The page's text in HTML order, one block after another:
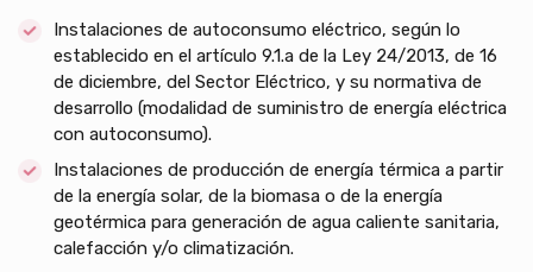
Instalaciones de autoconsumo eléctrico, según lo
establecido en el artículo 9.1.a de la Ley 24/2013, de 16
de diciembre, del Sector Eléctrico, y su normativa de
desarrollo (modalidad de suministro de energía eléctrica
con autoconsumo).
Instalaciones de producción de energía térmica a partir
de la energía solar, de la biomasa o de la energía
geotérmica para generación de agua caliente sanitaria,
calefacción y/o climatización.